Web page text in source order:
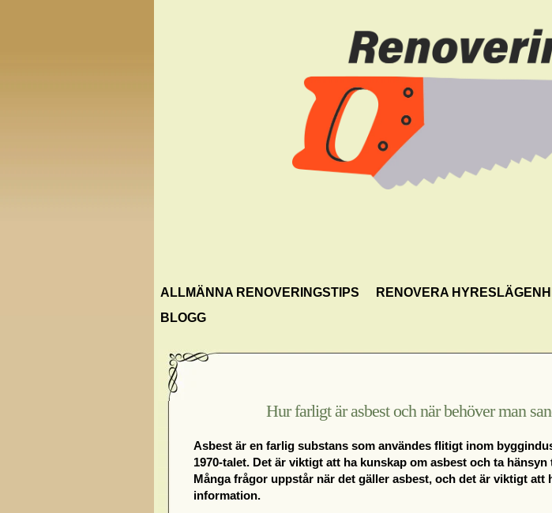
ALLMÄNNA RENOVERINGSTIPS RENOVERA
BLOGG
Hur farligt är asbest och när behöver man
Asbest är en farlig substans som användes flitigt inom
1970-talet. Det är viktigt att ha kunskap om asbest och ta
Många frågor uppstår när det gäller asbest, och det är viktigt att
information.